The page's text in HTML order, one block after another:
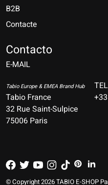
B2B
Contacte
Contacto
E-MAIL
Tabio Europe & EMEA Brand Hub
Tabio France
32 Rue Saint-Sulpice
75006 Paris
TEL
© Copyright 2026 TABIO E-SHOP